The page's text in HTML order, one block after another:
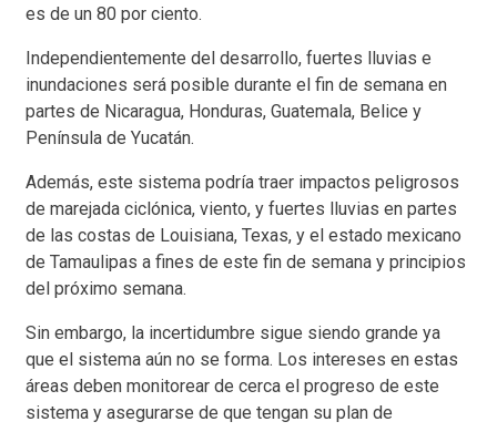
es de un 80 por ciento.
Independientemente del desarrollo, fuertes lluvias e
inundaciones será posible durante el fin de semana en
partes de Nicaragua, Honduras, Guatemala, Belice y
Península de Yucatán.
Además, este sistema podría traer impactos peligrosos
de marejada ciclónica, viento, y fuertes lluvias en partes
de las costas de Louisiana, Texas, y el estado mexicano
de Tamaulipas a fines de este fin de semana y principios
del próximo semana.
Sin embargo, la incertidumbre sigue siendo grande ya
que el sistema aún no se forma. Los intereses en estas
áreas deben monitorear de cerca el progreso de este
sistema y asegurarse de que tengan su plan de